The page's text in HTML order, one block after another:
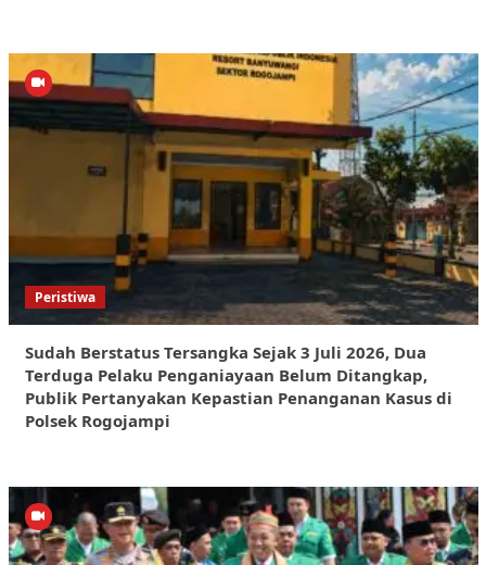
Peristiwa
Sudah Berstatus Tersangka Sejak 3 Juli 2026, Dua
Terduga Pelaku Penganiayaan Belum Ditangkap,
Publik Pertanyakan Kepastian Penanganan Kasus di
Polsek Rogojampi